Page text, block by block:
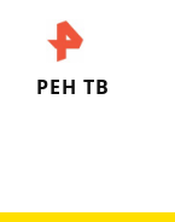
РЕН ТВ